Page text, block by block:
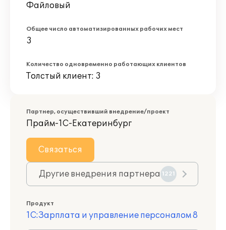
Файловый
Общее число автоматизированных рабочих мест
3
Количество одновременно работающих клиентов
Толстый клиент: 3
Партнер, осуществивший внедрение/проект
Прайм-1С-Екатеринбург
Связаться
Другие внедрения партнера 1221
Продукт
1С:Зарплата и управление персоналом 8